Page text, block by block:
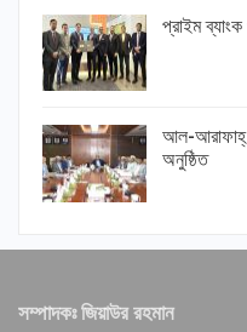
প্রাইম
আল-আরাফাহ্
অনুষ্ঠিত
সম্পাদকঃ জিয়াউর রহমান